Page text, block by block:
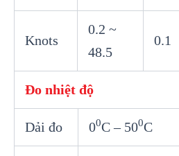
Knots
0.2 ~
48.5
0.1
Đo nhiệt độ
Dải đo 00C – 500C